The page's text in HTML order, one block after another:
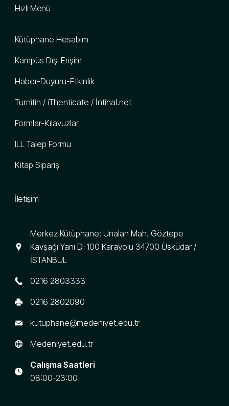
Hızlı Menü
Kütüphane Hesabım
Kampüs Dışı Erişim
Haber-Duyuru-Etkinlik
Turnitin / iThenticate / İntihal.net
Formlar-Kılavuzlar
ILL Talep Formu
Kitap Sipariş
İletişim
Merkez Kütüphane: Ünalan Mah. Göztepe
Kavşağı Yanı D-100 Karayolu 34700 Üsküdar /
İSTANBUL
0216 2803333
0216 2802090
kutuphane@medeniyet.edu.tr
Medeniyet.edu.tr
Çalışma Saatleri
08:00-23:00